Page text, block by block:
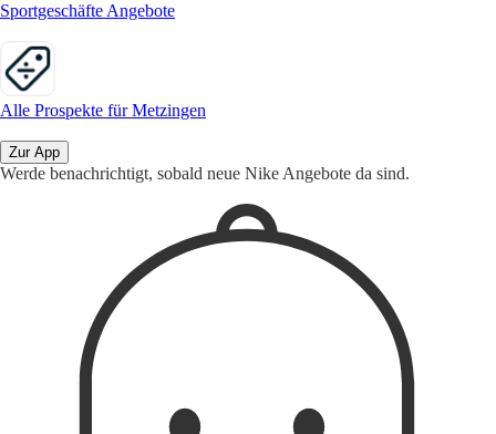
Sportgeschäfte Angebote
Alle Prospekte für Metzingen
Zur App
Werde benachrichtigt, sobald neue Nike Angebote da sind.